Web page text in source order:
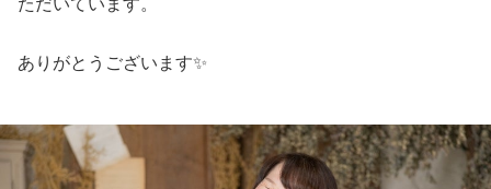
ありがとうございます✨